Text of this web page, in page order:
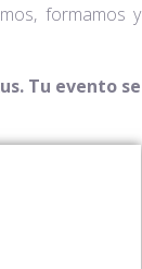
formamos y
Tu evento se